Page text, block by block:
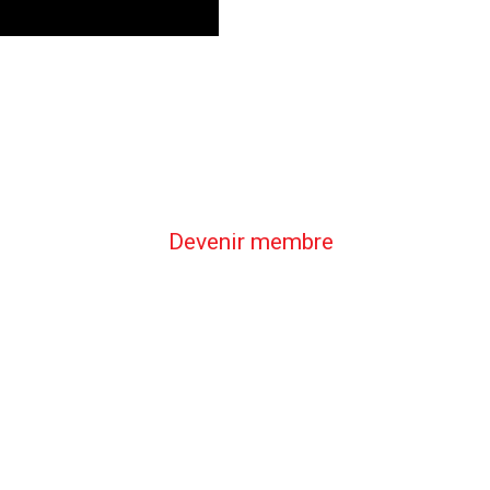
Devenir membre